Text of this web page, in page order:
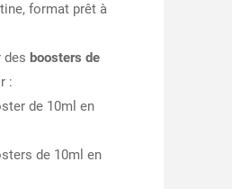
format prêt à
des boosters de
:
de 10ml en
de 10ml en